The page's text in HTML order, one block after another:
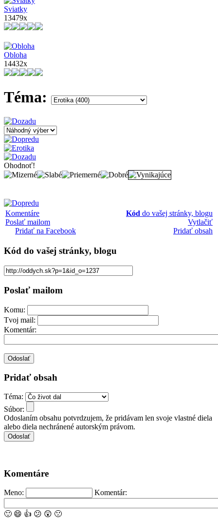
Sviatky
13479x
Obloha
14432x
Téma:
Ohodnoť!
Komentáre
Poslať mailom
Pridať na Facebook
Kód do vašej stránky, blogu
Vytlačiť
Pridať obsah
Kód do vašej stránky, blogu
Poslať mailom
Komu:
Tvoj mail:
Komentár:
Pridať obsah
Téma:
Súbor:
Odoslaním obsahu potvrdzujem, že pridávam len svoje vlastné diela
alebo diela nechránené autorským právom.
Komentáre
Meno: Komentár:
🙂 😄 👍 😕 😲 🙁